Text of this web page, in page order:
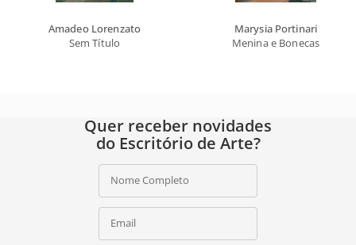
Amadeo Lorenzato
Sem Título
Marysia Portinari
Menina e Bonecas
Quer receber novidades
do Escritório de Arte?
Nome Completo
Email